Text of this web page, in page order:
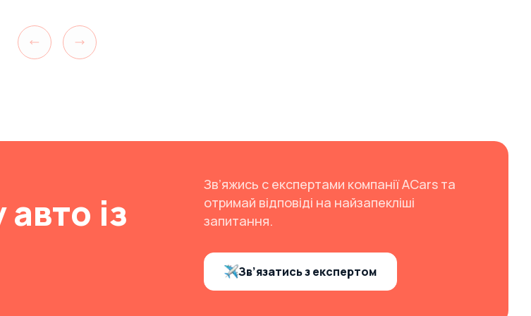
Previous slide
Next slide
із
Зв’яжись с експертами компанії ACars та
отримай відповіді на найзапекліші
запитання.
Зв’язатись з експертом